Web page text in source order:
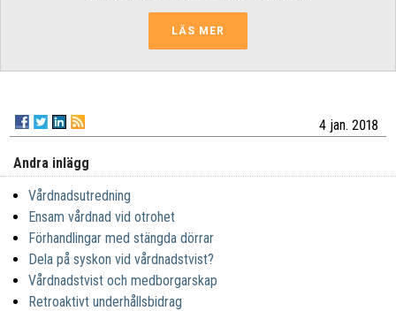
LÄS MER
4 jan. 2018
Andra inlägg
Vårdnadsutredning
Ensam vårdnad vid otrohet
Förhandlingar med stängda dörrar
Dela på syskon vid vårdnadstvist?
Vårdnadstvist och medborgarskap
Retroaktivt underhållsbidrag